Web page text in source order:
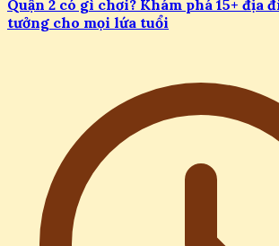
Quận 2 có gì chơi? Khám phá 15+ địa
tưởng cho mọi lứa tuổi